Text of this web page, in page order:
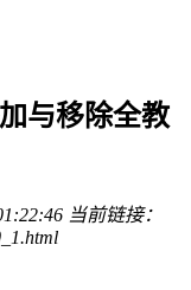
与移除全教
当前链接：